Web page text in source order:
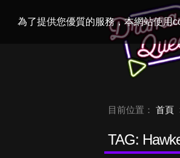
為了提供您優質的服務，本網站使用
目前位置： 首頁
TAG: